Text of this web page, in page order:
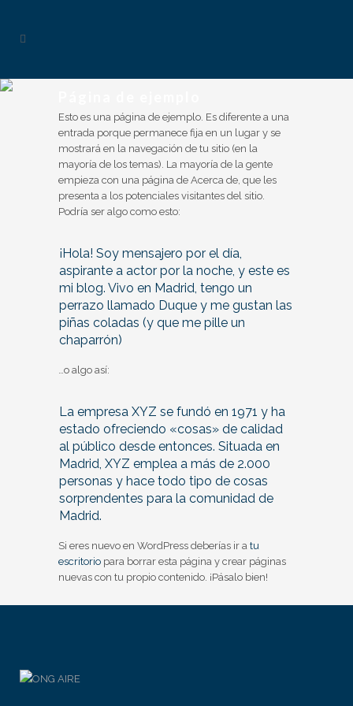
Esto es una página de ejemplo. Es diferente a una
entrada porque permanece fija en un lugar y se
mostrará en la navegación de tu sitio (en la
mayoría de los temas). La mayoría de la gente
empieza con una página de Acerca de, que les
presenta a los potenciales visitantes del sitio.
Podría ser algo como esto:
¡Hola! Soy mensajero por el día,
aspirante a actor por la noche, y este es
mi blog. Vivo en Madrid, tengo un
perrazo llamado Duque y me gustan las
piñas coladas (y que me pille un
chaparrón)
…o algo así:
La empresa XYZ se fundó en 1971 y ha
estado ofreciendo «cosas» de calidad
al público desde entonces. Situada en
Madrid, XYZ emplea a más de 2.000
personas y hace todo tipo de cosas
sorprendentes para la comunidad de
Madrid.
Si eres nuevo en WordPress deberías ir a tu
escritorio para borrar esta página y crear páginas
nuevas con tu propio contenido. ¡Pásalo bien!